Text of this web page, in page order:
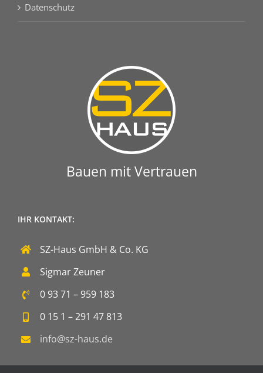
Datenschutz
Bauen mit Vertrauen
IHR KONTAKT:
SZ-Haus GmbH & Co. KG
Sigmar Zeuner
0 93 71 – 959 183
0 15 1 – 291 47 813
info@sz-haus.de